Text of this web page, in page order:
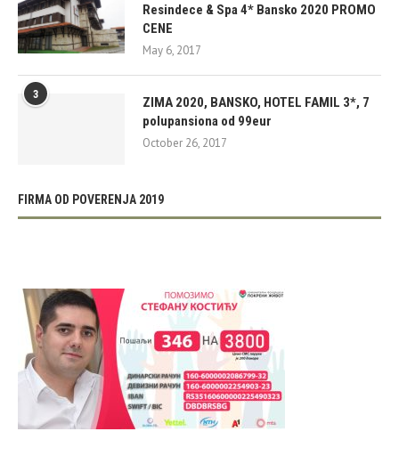
Resindece & Spa 4* Bansko 2020 PROMO
CENE
May 6, 2017
3
ZIMA 2020, BANSKO, HOTEL FAMIL 3*, 7
polupansiona od 99eur
October 26, 2017
FIRMA OD POVERENJA 2019